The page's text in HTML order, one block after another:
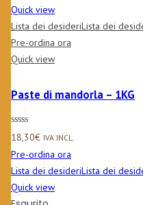
Quick view
Lista dei desideriLista dei
Pre-ordina ora
Quick view
Paste di mandorla – 1KG
18,30€ IVA INCL.
Pre-ordina ora
Lista dei desideriLista dei
Quick view